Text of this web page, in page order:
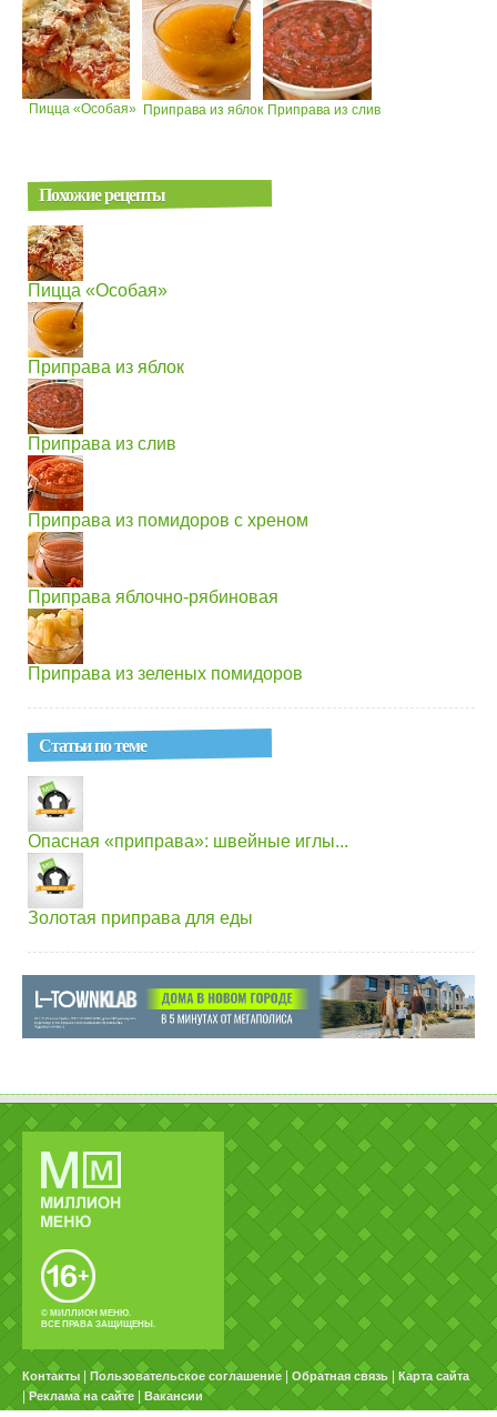
Пицца «Особая» Приправа из яблок Приправа из слив
Похожие рецепты
Пицца «Особая»
Приправа из яблок
Приправа из слив
Приправа из помидоров с хреном
Приправа яблочно-рябиновая
Приправа из зеленых помидоров
Статьи по теме
Опасная «приправа»: швейные иглы...
Золотая приправа для еды
© МИЛЛИОН МЕНЮ.
ВСЕ ПРАВА ЗАЩИЩЕНЫ.
Контакты Пользовательское соглашение Обратная связь Карта сайта
|Реклама на сайте Вакансии